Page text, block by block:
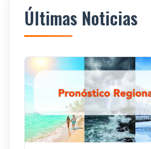
Últimas Noticias